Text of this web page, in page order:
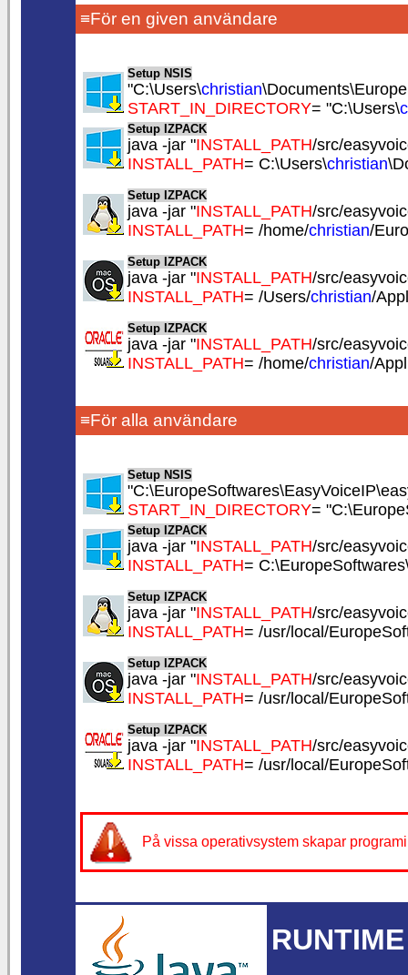
≡För en given användare
Setup NSIS
"C:\Users\christian
START_IN_DIRECTORY= "C:\Users\
Setup IZPACK
java -jar "INSTALL_PATH/src/
INSTALL_PATH= C:\Users\christian
Setup IZPACK
java -jar "INSTALL_PATH/src/
INSTALL_PATH= /home/christian/
Setup IZPACK
java -jar "INSTALL_PATH/src/
INSTALL_PATH= /Users/christian/
Setup IZPACK
java -jar "INSTALL_PATH/src/
INSTALL_PATH= /home/christian/
≡För alla användare
Setup NSIS
START_IN_DIRECTORY=
Setup IZPACK
java -jar "INSTALL_PATH/src/
INSTALL_PATH=
Setup IZPACK
java -jar "INSTALL_PATH/src/
INSTALL_PATH= /usr/local/
Setup IZPACK
java -jar "INSTALL_PATH/src/
INSTALL_PATH= /usr/local/
Setup IZPACK
java -jar "INSTALL_PATH/src/
INSTALL_PATH= /usr/local/
På vissa operativsystem skapar